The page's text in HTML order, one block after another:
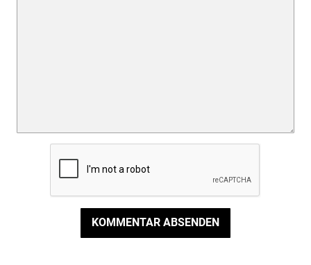
KOMMENTAR ABSENDEN